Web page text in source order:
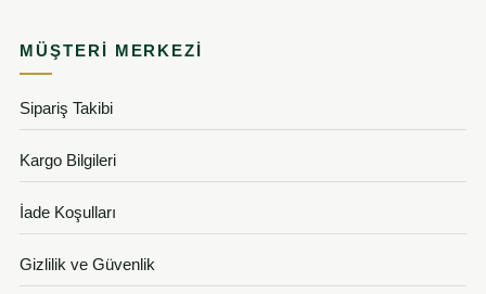
MÜŞTERI MERKEZI
Sipariş Takibi
Kargo Bilgileri
İade Koşulları
Gizlilik ve Güvenlik